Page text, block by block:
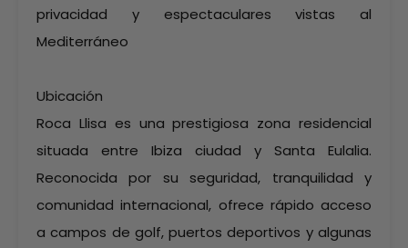
privacidad y espectaculares vistas al
Mediterráneo
Ubicación
Roca Llisa es una prestigiosa zona residencial
situada entre Ibiza ciudad y Santa Eulalia.
Reconocida por su seguridad, tranquilidad y
comunidad internacional, ofrece rápido acceso
a campos de golf, puertos deportivos y algunas